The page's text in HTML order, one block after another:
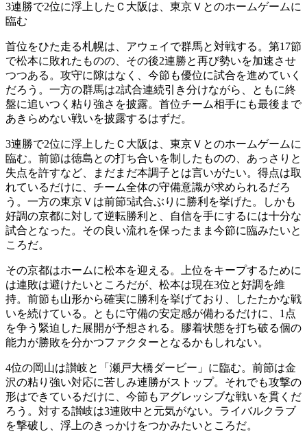
3連勝で2位に浮上したＣ大阪は、東京Ｖとのホームゲームに
臨む
首位をひた走る札幌は、アウェイで群馬と対戦する。第17節
で松本に敗れたものの、その後2連勝と再び勢いを加速させ
つつある。攻守に隙はなく、今節も優位に試合を進めていく
だろう。一方の群馬は2試合連続引き分けながら、ともに終
盤に追いつく粘り強さを披露。首位チーム相手にも最後まで
あきらめない戦いを披露するはずだ。
3連勝で2位に浮上したＣ大阪は、東京Ｖとのホームゲームに
臨む。前節は徳島との打ち合いを制したものの、あっさりと
失点を許すなど、まだまだ本調子とは言いがたい。得点は取
れているだけに、チーム全体の守備意識が求められるだろ
う。一方の東京Ｖは前節5試合ぶりに勝利を挙げた。しかも
好調の京都に対して逆転勝利と、自信を手にするには十分な
試合となった。その良い流れを保ったまま今節に臨みたいと
ころだ。
その京都はホームに松本を迎える。上位をキープするために
は連敗は避けたいところだが、松本は現在3位と好調を維
持。前節も山形から確実に勝利を挙げており、したたかな戦
いを続けている。ともに守備の安定感が備わるだけに、1点
を争う緊迫した展開が予想される。膠着状態を打ち破る個の
能力が勝敗を分かつファクターとなるかもしれない。
4位の岡山は讃岐と「瀬戸大橋ダービー」に臨む。前節は金
沢の粘り強い対応に苦しみ連勝がストップ。それでも攻撃の
形はできているだけに、今節もアグレッシブな戦いを貫くだ
ろう。対する讃岐は3連敗中と元気がない。ライバルクラブ
を撃破し、浮上のきっかけをつかみたいところだ。